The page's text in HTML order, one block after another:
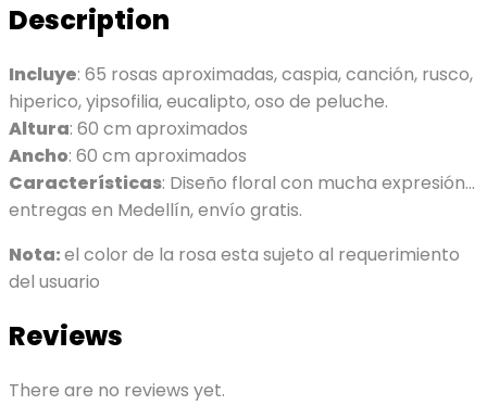
Description
Incluye: 65 rosas aproximadas, caspia, canción, rusco,
hiperico, yipsofilia, eucalipto, oso de peluche.
Altura: 60 cm aproximados
Ancho: 60 cm aproximados
Características: Diseño floral con mucha expresión…
entregas en Medellín, envío gratis.
Nota:el color de la rosa esta sujeto al requerimiento
del usuario
Reviews
There are no reviews yet.